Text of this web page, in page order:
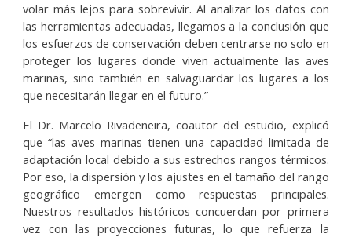
volar más lejos para sobrevivir. Al analizar los datos con
las herramientas adecuadas, llegamos a la conclusión que
los esfuerzos de conservación deben centrarse no solo en
proteger los lugares donde viven actualmente las aves
marinas, sino también en salvaguardar los lugares a los
que necesitarán llegar en el futuro.”
El Dr. Marcelo Rivadeneira, coautor del estudio, explicó
que “las aves marinas tienen una capacidad limitada de
adaptación local debido a sus estrechos rangos térmicos.
Por eso, la dispersión y los ajustes en el tamaño del rango
geográfico emergen como respuestas principales.
Nuestros resultados históricos concuerdan por primera
vez con las proyecciones futuras, lo que refuerza la